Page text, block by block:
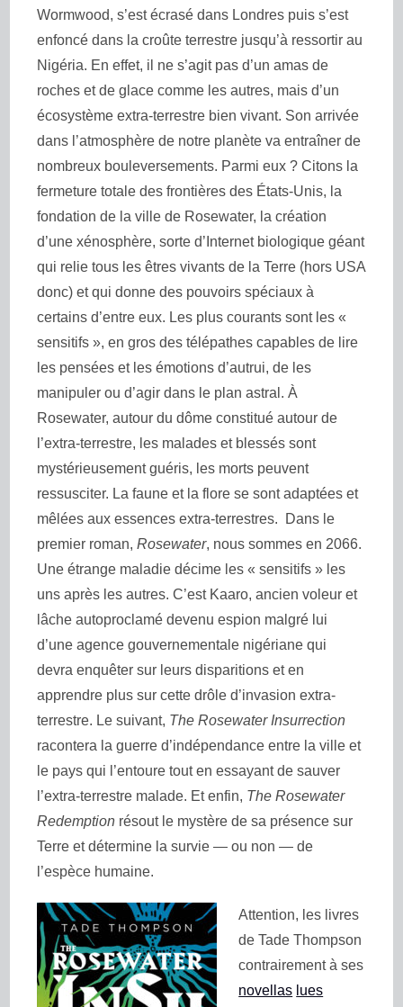
Wormwood, s’est écrasé dans Londres puis s’est
enfoncé dans la croûte terrestre jusqu’à ressortir au
Nigéria. En effet, il ne s’agit pas d’un amas de
roches et de glace comme les autres, mais d’un
écosystème extra-terrestre bien vivant. Son arrivée
dans l’atmosphère de notre planète va entraîner de
nombreux bouleversements. Parmi eux ? Citons la
fermeture totale des frontières des États-Unis, la
fondation de la ville de Rosewater, la création
d’une xénosphère, sorte d’Internet biologique géant
qui relie tous les êtres vivants de la Terre (hors USA
donc) et qui donne des pouvoirs spéciaux à
certains d’entre eux. Les plus courants sont les «
sensitifs », en gros des télépathes capables de lire
les pensées et les émotions d’autrui, de les
manipuler ou d’agir dans le plan astral. À
Rosewater, autour du dôme constitué autour de
l’extra-terrestre, les malades et blessés sont
mystérieusement guéris, les morts peuvent
ressusciter. La faune et la flore se sont adaptées et
mêlées aux essences extra-terrestres. Dans le
premier roman,Rosewater, nous sommes en 2066.
Une étrange maladie décime les « sensitifs » les
uns après les autres. C’est Kaaro, ancien voleur et
lâche autoproclamé devenu espion malgré lui
d’une agence gouvernementale nigériane qui
devra enquêter sur leurs disparitions et en
apprendre plus sur cette drôle d’invasion extra-
terrestre. Le suivant, The Rosewater Insurrection
racontera la guerre d’indépendance entre la ville et
le pays qui l’entoure tout en essayant de sauver
l’extra-terrestre malade. Et enfin, The Rosewater
Redemption résout le mystère de sa présence sur
Terre et détermine la survie — ou non — de
l’espèce humaine.
Attention, les livres
de Tade Thompson
contrairement à ses
novellas lues